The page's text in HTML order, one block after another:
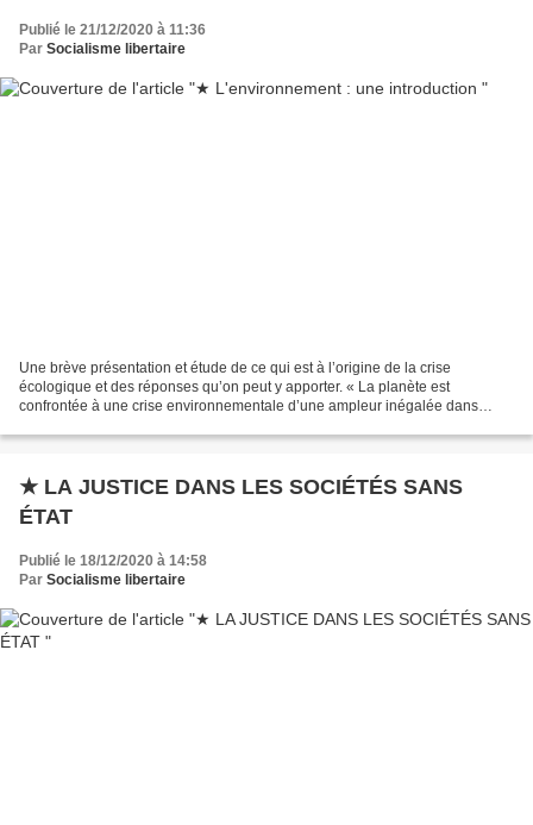
Publié le 21/12/2020 à 11:36
Par Socialisme libertaire
Une brève présentation et étude de ce qui est à l’origine de la crise
écologique et des réponses qu’on peut y apporter. « La planète est
confrontée à une crise environnementale d’une ampleur inégalée dans
★ LA JUSTICE DANS LES SOCIÉTÉS SANS
ÉTAT
Publié le 18/12/2020 à 14:58
Par Socialisme libertaire